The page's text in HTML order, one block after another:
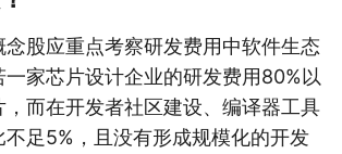
股应重点考察研发费用中软件生态
家芯片设计企业的研发费用80%以
，而在开发者社区建设、编译器工具
足5%，且没有形成规模化的开发